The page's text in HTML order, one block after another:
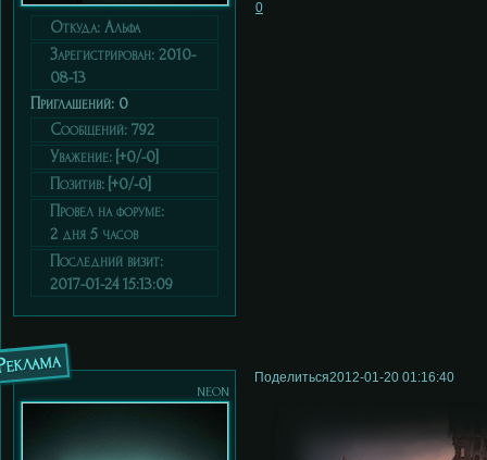
Откуда: Альфа
Зарегистрирован: 2010-
08-13
Приглашений: 0
Сообщений: 792
Уважение: [+0/-0]
Позитив: [+0/-0]
Провел на форуме:
2 дня 5 часов
Последний визит:
2017-01-24 15:13:09
0
Поделиться2012-01-20 01:16:40
neon